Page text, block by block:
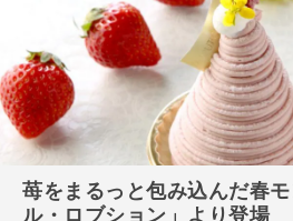
苺をまるっと包み込んだ春
ル・ロブション」より登場